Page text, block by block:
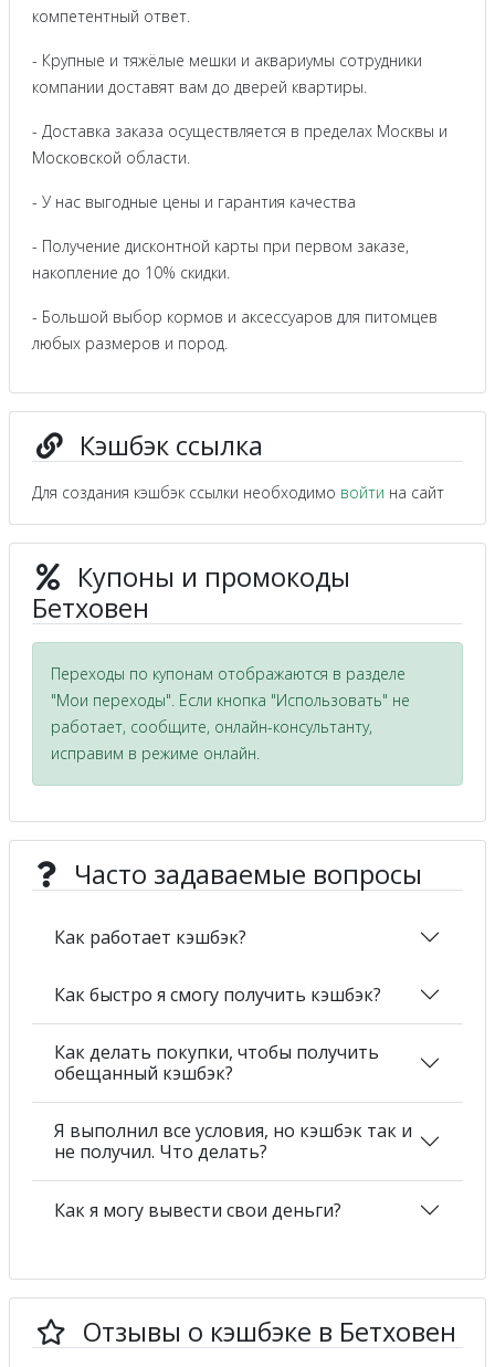
компетентный ответ.
- Крупные и тяжёлые мешки и аквариумы сотрудники
компании доставят вам до дверей квартиры.
- Доставка заказа осуществляется в пределах Москвы и
Московской области.
- У нас выгодные цены и гарантия качества
- Получение дисконтной карты при первом заказе,
накопление до 10% скидки.
- Большой выбор кормов и аксессуаров для питомцев
любых размеров и пород.
Кэшбэк ссылка
Для создания кэшбэк ссылки необходимо войти на сайт
Купоны и промокоды
Бетховен
Переходы по купонам отображаются в разделе
"Мои переходы". Если кнопка "Использовать" не
работает, сообщите, онлайн-консультанту,
исправим в режиме онлайн.
Часто задаваемые вопросы
Как работает кэшбэк?
Как быстро я смогу получить кэшбэк?
Как делать покупки, чтобы получить
обещанный кэшбэк?
Я выполнил все условия, но кэшбэк так и
не получил. Что делать?
Как я могу вывести свои деньги?
Отзывы о кэшбэке в Бетховен